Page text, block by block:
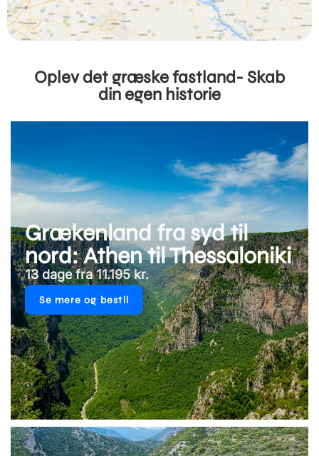
Oplev det græske fastland- Skab
din egen historie
Grækenland fra syd til
nord: Athen til Thessaloniki
13 dage fra 11.195 kr.
Se mere og bestil